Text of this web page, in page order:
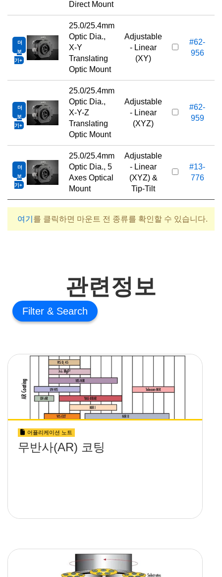
Direct Mount
더
보
기
25.0/25.4mm
Optic Dia.,
X-Y
Translating
Optic Mount
Adjustable
- Linear
(XY)
#62-
956
더
보
기
25.0/25.4mm
Optic Dia.,
X-Y-Z
Translating
Optic Mount
Adjustable
- Linear
(XYZ)
#62-
959
더
보
기
25.0/25.4mm
Optic Dia., 5
Axes Optical
Mount
Adjustable
- Linear
(XYZ) &
Tip-Tilt
#13-
776
여기 를 클릭하면 마운트 전 종류를 확인할 수 있습니다.
관련정보
Filter
어플리케이션 노트
무반사(AR) 코팅